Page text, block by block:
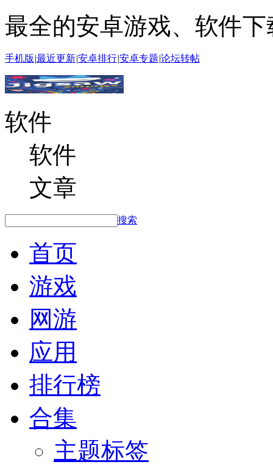
最全的安卓游戏、软件下
手机版 |最近更新|安卓排行|安卓专题|论坛转帖
软件
软件
文章
搜索
首页
游戏
网游
应用
排行榜
合集
主题标签